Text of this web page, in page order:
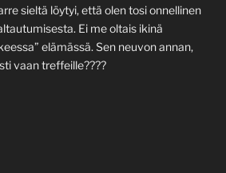
sieltä löytyi, että olen tosi onnellinen
Ei me oltais ikinä
elämässä. Sen neuvon annan,
vaan treffeille????